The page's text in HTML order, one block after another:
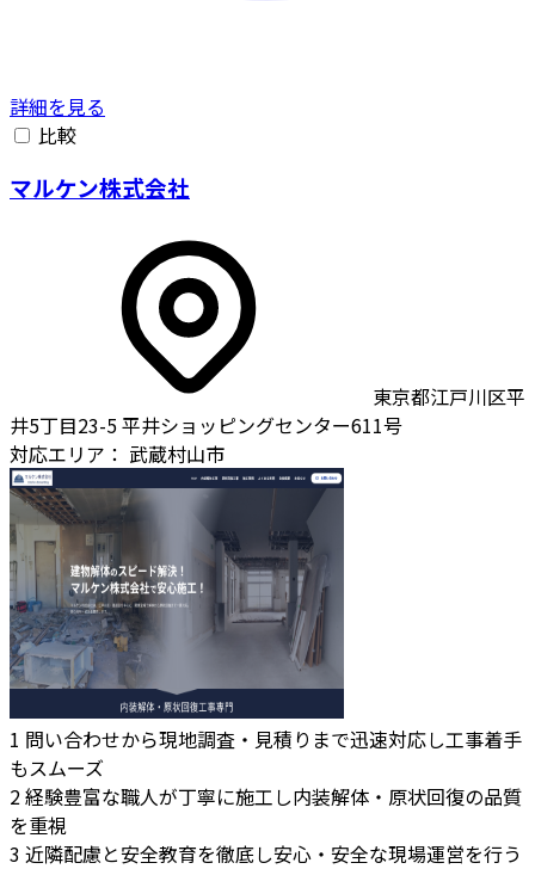
詳細を見る
比較
マルケン株式会社
東京都江戸川区平
井5丁目23-5 平井ショッピングセンター611号
対応エリア： 武蔵村山市
1 問い合わせから現地調査・見積りまで迅速対応し工事着手
もスムーズ
2経験豊富な職人が丁寧に施工し内装解体・原状回復の品質
を重視
3 近隣配慮と安全教育を徹底し安心・安全な現場運営を行う